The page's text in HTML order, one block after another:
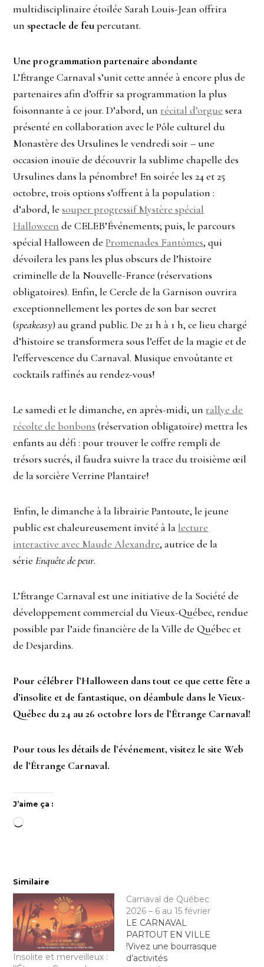
multidisciplinaire étoilée Sarah Louis-Jean offrira
unspectacle de feupercutant.
Une programmation partenaire abondante
L’Étrange Carnaval s’unit cette année à encore plus de
partenaires afin d’offrir sa programmation la plus
foisonnante à ce jour. D’abord, un récital d’orgue sera
présenté en collaboration avec le Pôle culturel du
Monastère des Ursulines le vendredi soir – une
occasion inouïe de découvrir la sublime chapelle des
Ursulines dans la pénombre! En soirée les 24 et 25
octobre, trois options s’offrent à la population :
d’abord, lesouper progressif Mystère spécial
Halloween de CELEB’Événements; puis, le parcours
spécial Halloween dePromenades Fantômes, qui
dévoilera les pans les plus obscurs de l’histoire
criminelle de la Nouvelle-France (réservations
obligatoires). Enfin, le Cercle de la Garnison ouvrira
exceptionnellement les portes de son bar secret
(speakeasy) au grand public. De 21 h à 1 h, ce lieu chargé
d’histoire se transformera sous l’effet de la magie et de
l’effervescence du Carnaval. Musique envoûtante et
cocktails raffinés au rendez-vous!
Le samedi et le dimanche, en après-midi, un rallye de
récolte de bonbons (réservation obligatoire) mettra les
enfants au défi : pour trouver le coffre rempli de
trésors sucrés, il faudra suivre la trace du troisième œil
de la sorcière Verrine Plantaire!
Enfin, le dimanche à la librairie Pantoute, le jeune
public est chaleureusement invité à lalecture
interactive avec Maude Alexandre, autrice de la
sérieEnquête de peur.
L’Étrange Carnaval est une initiative de la Société de
développement commercial du Vieux-Québec, rendue
possible par l’aide financière de la Ville de Québec et
de Desjardins.
Pour célébrer l’Halloween dans tout ce que cette fête a
d’insolite et de fantastique, on déambule dans le Vieux-
Québec du 24 au 26 octobre lors de l’Étrange Carnaval!
Pour tous les détails de l’événement, visitez le site Web
de l’Étrange Carnaval.
J’aime ça :
Chargement…
Similaire
Insolite et merveilleux :
Carnaval de Québec
2026 – 6 au 15 février
LE CARNAVAL
PARTOUT EN VILLE
!Vivez une bourrasque
d’activités